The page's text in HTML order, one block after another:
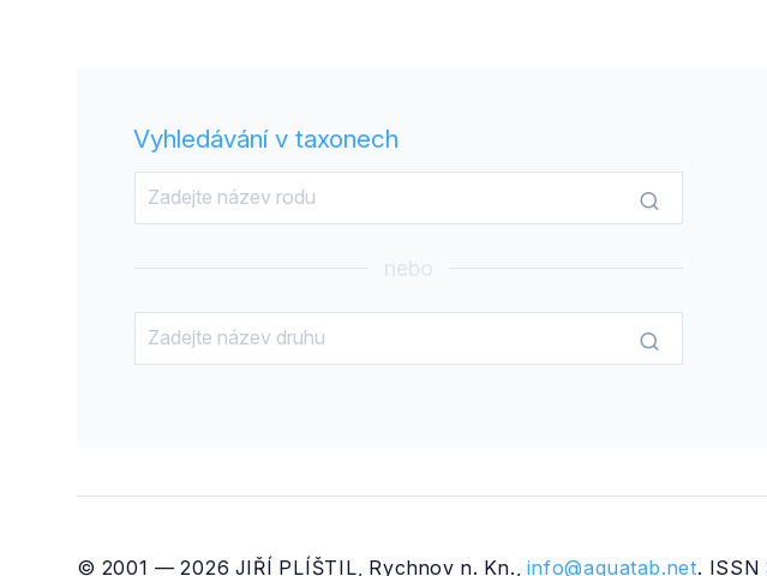
Vyhledávání v taxonech
nebo
© 2001 — 2026 JIŘÍ PLÍŠTIL, Rychnov n. Kn.,info@aquatab.net.